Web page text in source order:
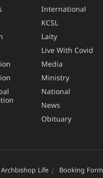
International
KCSL
Laity
Live With Covid
Media
Ministry
National
News
Obituary
Archbishop Life Booking Form